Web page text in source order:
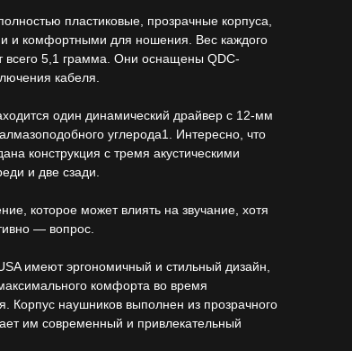
пластиковые, прозрачные корпуса,
и комфортными для ношения. Вес каждого
всего 5,1 грамма. Они оснащены QDC-
кабеля.
один динамический драйвер с 12-мм
углерода1. Интересно, что
конструкция с тремя акустическими
и две сзади.
которое может влиять на звучание, хотя
— вопрос.
имеют эргономичный и стильный дизайн,
комфорта во время
Корпус наушников выполнен из прозрачного
им современный и привлекательный